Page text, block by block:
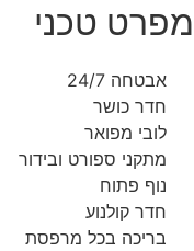
מפרט טכני
אבטחה 24/7
חדר כושר
לובי מפואר
מתקני ספורט ובידור
נוף פתוח
חדר קולנוע
בריכה בכל מרפסת